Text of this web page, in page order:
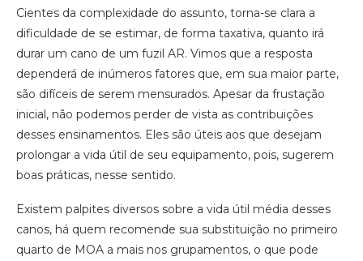
Cientes da complexidade do assunto, torna-se clara a
dificuldade de se estimar, de forma taxativa, quanto irá
durar um cano de um fuzil AR. Vimos que a resposta
dependerá de inúmeros fatores que, em sua maior parte,
são difíceis de serem mensurados. Apesar da frustação
inicial, não podemos perder de vista as contribuições
desses ensinamentos. Eles são úteis aos que desejam
prolongar a vida útil de seu equipamento, pois, sugerem
boas práticas, nesse sentido.
Existem palpites diversos sobre a vida útil média desses
canos, há quem recomende sua substituição no primeiro
quarto de MOA a mais nos grupamentos, o que pode